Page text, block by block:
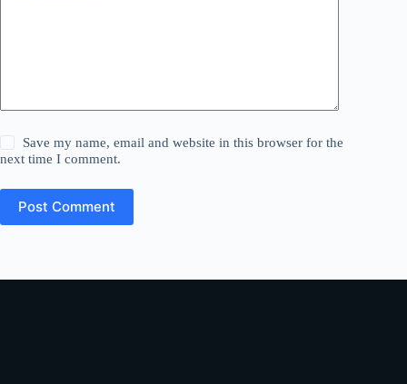
Save my name, email and website in this browser for the
next time I comment.
Post Comment